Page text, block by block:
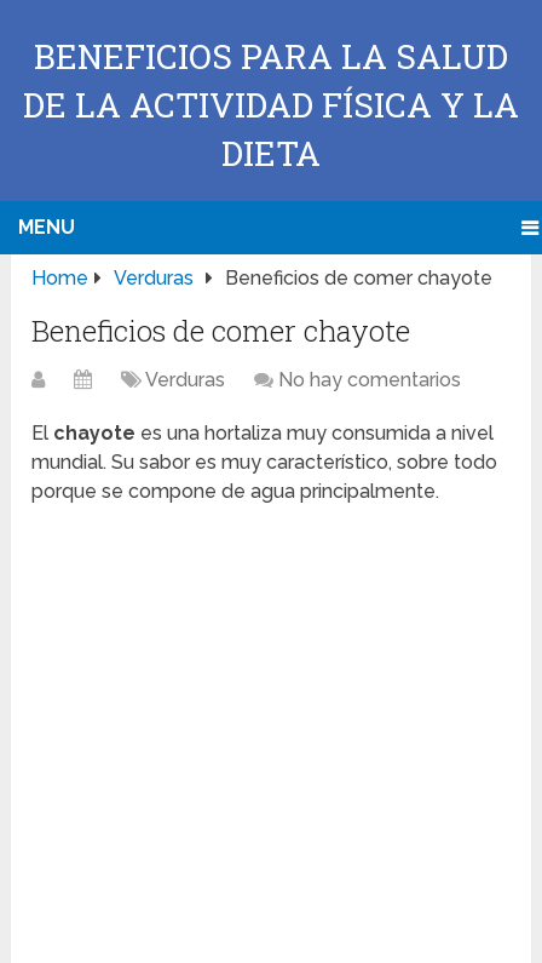
BENEFICIOS PARA LA SALUD
DE LA ACTIVIDAD FÍSICA Y LA
DIETA
MENU
Home Verduras Beneficios de comer chayote
Beneficios de comer chayote
Verduras No hay comentarios
El chayote es una hortaliza muy consumida a nivel
mundial. Su sabor es muy característico, sobre todo
porque se compone de agua principalmente.